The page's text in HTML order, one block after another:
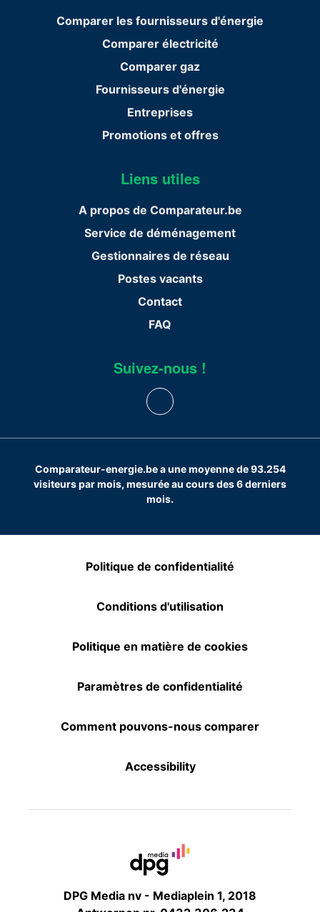
Comparer les fournisseurs d'énergie
Comparer électricité
Comparer gaz
Fournisseurs d'énergie
Entreprises
Promotions et offres
Liens utiles
A propos de Comparateur.be
Service de déménagement
Gestionnaires de réseau
Postes vacants
Contact
FAQ
Suivez-nous !
Comparateur-energie.be a une moyenne de 93.254
visiteurs par mois, mesurée au cours des 6 derniers
mois.
Politique de confidentialité
Conditions d'utilisation
Politique en matière de cookies
Paramètres de confidentialité
Comment pouvons-nous comparer
Accessibility
DPG Media nv - Mediaplein 1, 2018